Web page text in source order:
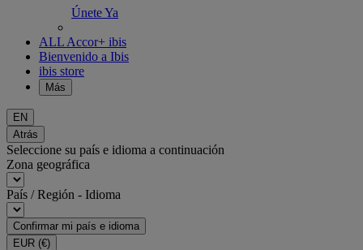
Únete Ya
ALL Accor+ ibis
Bienvenido a Ibis
ibis store
Más
EN
Atrás
Seleccione su país e idioma a continuación
Zona geográfica
País / Región - Idioma
Confirmar mi país e idioma
EUR (€)